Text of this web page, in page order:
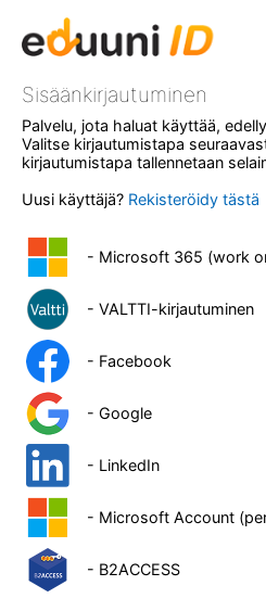
Sisäänkirjautuminen
Palvelu, jota haluat käyttää,
Valitse kirjautumistapa
kirjautumistapa tallennetaan
Uusi käyttäjä? Rekisteröidy tästä
- Microsoft 365 (work
- VALTTI-kirjautuminen
- Facebook
- Google
- LinkedIn
- Microsoft Account
- B2ACCESS